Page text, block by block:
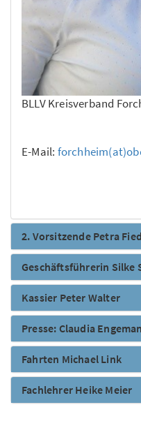
BLLV Kreisverband
E-Mail:
2. Vorsitzende Petra
Geschäftsführerin Silke
Kassier Peter Walter
Presse: Claudia
Fahrten Michael Link
Fachlehrer Heike Meier